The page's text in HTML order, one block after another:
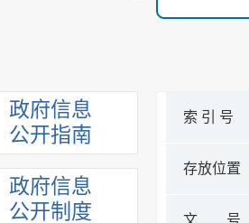
政府信息
公开指南
政府信息
公开制度
索 引 号
存放位置
文 号